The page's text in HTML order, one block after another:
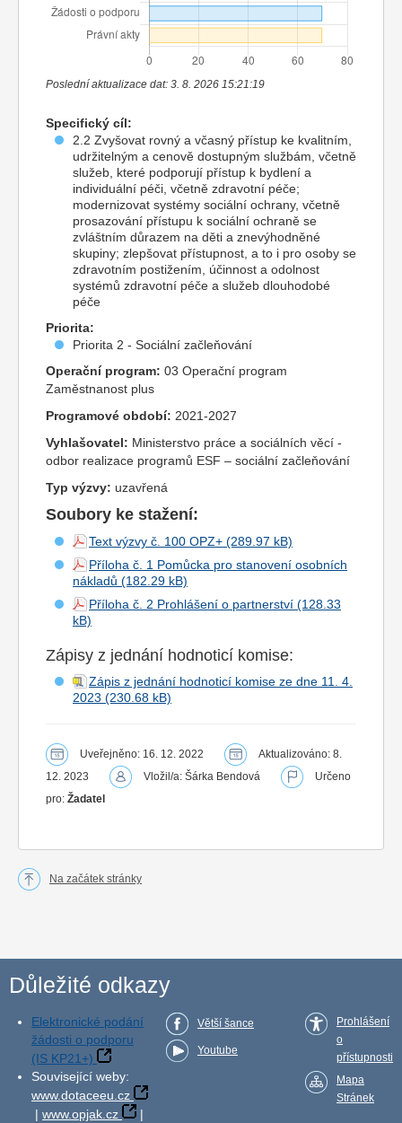
Poslední aktualizace dat: 3. 8. 2026 15:21:19
Specifický cíl:
2.2 Zvyšovat rovný a včasný přístup ke kvalitním,
udržitelným a cenově dostupným službám, včetně
služeb, které podporují přístup k bydlení a
individuální péči, včetně zdravotní péče;
modernizovat systémy sociální ochrany, včetně
prosazování přístupu k sociální ochraně se
zvláštním důrazem na děti a znevýhodněné
skupiny; zlepšovat přístupnost, a to i pro osoby se
zdravotním postižením, účinnost a odolnost
systémů zdravotní péče a služeb dlouhodobé
péče
Priorita:
Priorita 2 - Sociální začleňování
Operační program: 03 Operační program
Zaměstnanost plus
Programové období: 2021-2027
Vyhlašovatel: Ministerstvo práce a sociálních věcí -
odbor realizace programů ESF – sociální začleňování
Typ výzvy: uzavřená
Soubory ke stažení:
Text výzvy č. 100 OPZ+
Příloha č. 1 Pomůcka pro stanovení osobních
nákladů
Příloha č. 2 Prohlášení o partnerství
Zápisy z jednání hodnoticí komise:
Zápis z jednání hodnoticí komise ze dne 11. 4.
2023
Uveřejněno: 16. 12. 2022
Aktualizováno: 8.
12. 2023
Vložil/a: Šárka Bendová
Určeno
pro: Žadatel
Na začátek stránky
Důležité odkazy
Elektronické podání
žádosti o podporu
(IS KP21+)
Související weby:
www.dotaceeu.cz
| www.opjak.cz |
Větší šance
Youtube
Prohlášení
o
přístupnosti
Mapa
Stránek